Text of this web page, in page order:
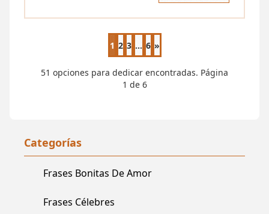
Categorías
Frases Bonitas De Amor
Frases Célebres
1 2 3 ... 6 Página siguiente
»
51 opciones para dedicar encontradas. Página
1 de 6